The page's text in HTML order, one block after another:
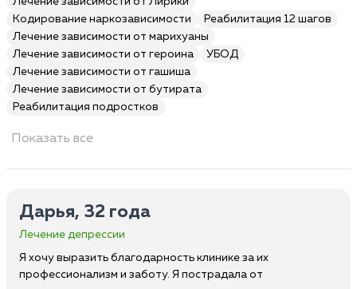
Кодирование наркозависимости
Реабилитация 12 шагов
Лечение зависимости от марихуаны
Лечение зависимости от героина
УБОД
Лечение зависимости от гашиша
Лечение зависимости от бутирата
Реабилитация подростков
Показать все
Дарья, 32 года
Лечение депрессии
Я хочу выразить благодарность клинике за их
профессионализм и заботу. Я пострадала от